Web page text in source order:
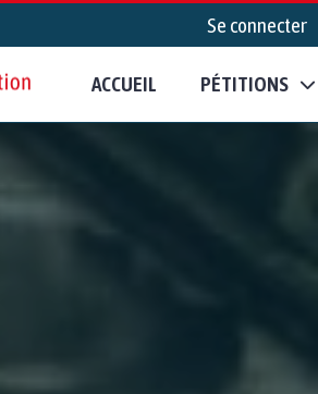
Se connecter
ACCUEIL PÉTITIONS